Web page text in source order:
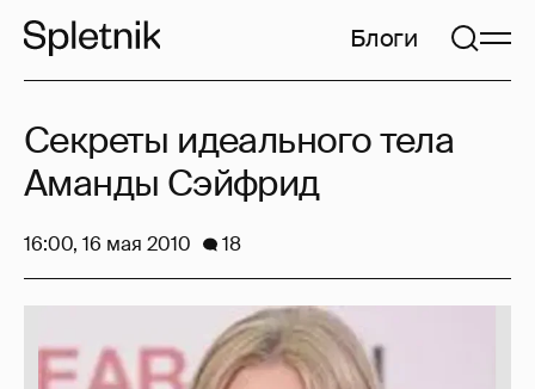
Блоги
Секреты идеального тела
Аманды Сэйфрид
16:00, 16 мая 2010 18